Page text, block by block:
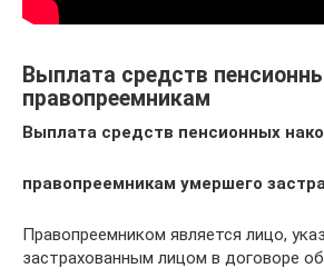
Выплата средств
правопреемникам
Выплата средств пенсионных
правопреемникам умершего
Правопреемником является лицо,
застрахованным лицом в договоре